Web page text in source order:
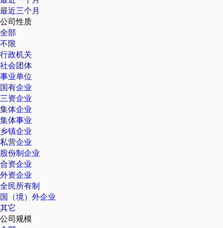
最近三个月
公司性质
全部
不限
行政机关
社会团体
事业单位
国有企业
三资企业
集体企业
集体事业
乡镇企业
私营企业
股份制企业
合资企业
外资企业
全民所有制
国（境）外企业
其它
公司规模